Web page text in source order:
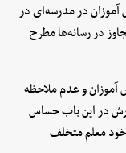
در مدرسه‌ای در
در رسانه‌ها مطرح
و عدم ملاحظه
در این باب حساس
خود معلم متخلف